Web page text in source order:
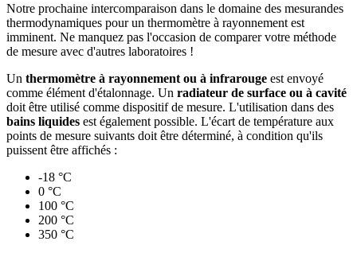
Notre prochaine intercomparaison dans le domaine des mesurandes
thermodynamiques pour un thermomètre à rayonnement est
imminent. Ne manquez pas l'occasion de comparer votre méthode
de mesure avec d'autres laboratoires !
Un thermomètre à rayonnement ou à infrarouge est envoyé
comme élément d'étalonnage. Un radiateur de surface ou à cavité
doit être utilisé comme dispositif de mesure. L'utilisation dans des
bains liquides est également possible. L'écart de température aux
points de mesure suivants doit être déterminé, à condition qu'ils
puissent être affichés :
-18 °C
0 °C
100 °C
200 °C
350 °C